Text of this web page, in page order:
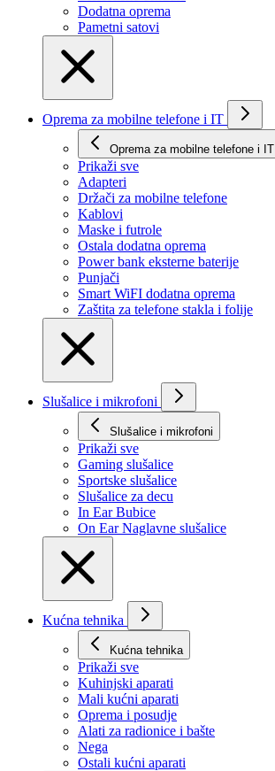
Dodatna oprema
Pametni satovi
Oprema za mobilne telefone i IT
Oprema za mobilne telefone i IT
Prikaži svе
Adapteri
Držači za mobilne telefone
Kablovi
Maske i futrole
Ostala dodatna oprema
Power bank eksterne baterije
Punjači
Smart WiFI dodatna oprema
Zaštita za telefone stakla i folije
Slušalice i mikrofoni
Slušalice i mikrofoni
Prikaži svе
Gaming slušalice
Sportske slušalice
Slušalice za decu
In Ear Bubice
On Ear Naglavne slušalice
Kućna tehnika
Kućna tehnika
Prikaži svе
Kuhinjski aparati
Mali kućni aparati
Oprema i posudje
Alati za radionice i bašte
Nega
Ostali kućni aparati